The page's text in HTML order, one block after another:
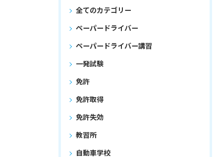
全てのカテゴリー
ペーパードライバー
ペーパードライバー講習
一発試験
免許
免許取得
免許失効
教習所
自動車学校